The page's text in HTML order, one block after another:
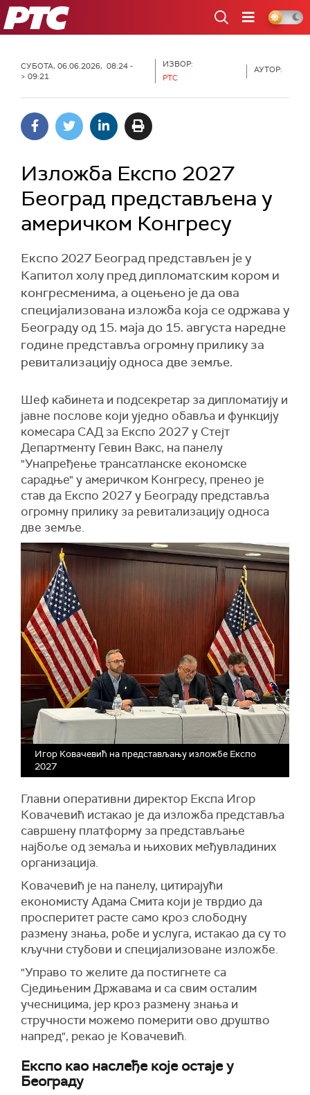
РТС
СУБОТА, 06.06.2026, 08:24 -
> 09:21
ИЗВОР:
РТС
АУТОР:
Изложба Експо 2027
Београд представљена у
америчком Конгресу
Експо 2027 Београд представљен је у
Капитол холу пред дипломатским кором и
конгресменима, а оцењено је да ова
специјализована изложба која се одржава у
Београду од 15. маја до 15. августа наредне
године представља огромну прилику за
ревитализацију односа две земље.
Шеф кабинета и подсекретар за дипломатију и
јавне послове који уједно обавља и функцију
комесара САД за Експо 2027 у Стејт
Департменту Гевин Вакс, на панелу
"Унапређење трансатланске економске
сарадње" у америчком Конгресу, пренео је
став да Експо 2027 у Београду представља
огромну прилику за ревитализацију односа
две земље.
Игор Ковачевић на представљању изложбе Експо
2027
Главни оперативни директор Експа Игор
Ковачевић истакао је да изложба представља
савршену платформу за представљање
најбоље од земаља и њихових међувладиних
организација.
Ковачевић је на панелу, цитирајући
економисту Адама Смита који је тврдио да
просперитет расте само кроз слободну
размену знања, робе и услуга, истакао да су то
кључни стубови и специјализоване изложбе.
"Управо то желите да постигнете са
Сједињеним Државама и са свим осталим
учесницима, јер кроз размену знања и
стручности можемо померити ово друштво
напред", рекао је Ковачевић.
Експо као наслеђе које остаје у
Београду